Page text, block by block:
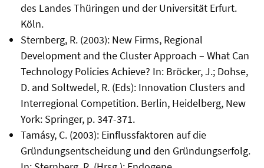
des Landes Thüringen und der Universität Erfurt.
Köln.
Sternberg, R. (2003): New Firms, Regional
Development and the Cluster Approach – What Can
Technology Policies Achieve? In: Bröcker, J.; Dohse,
D. and Soltwedel, R. (Eds): Innovation Clusters and
Interregional Competition. Berlin, Heidelberg, New
York: Springer, p. 347-371.
Tamásy, C. (2003): Einflussfaktoren auf die
Gründungsentscheidung und den Gründungserfolg.